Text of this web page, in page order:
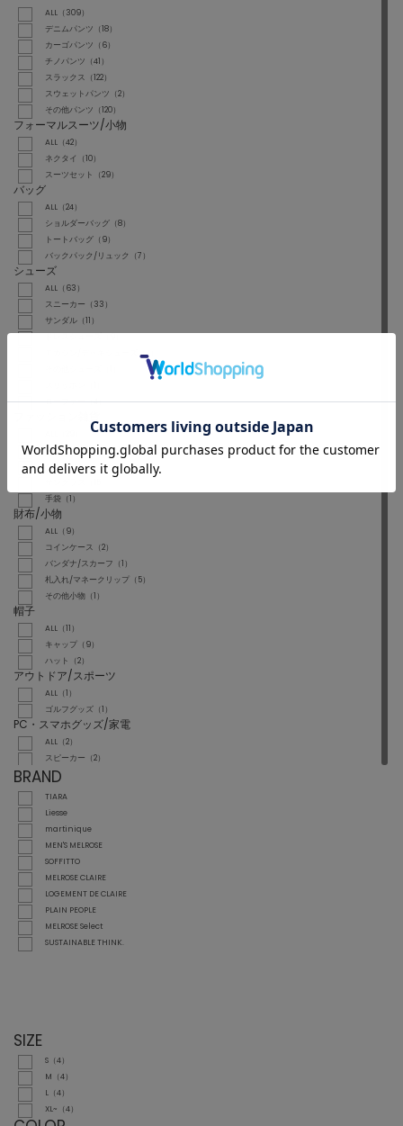
ALL（309）
デニムパンツ（18）
カーゴパンツ（6）
チノパンツ（41）
スラックス（122）
スウェットパンツ（2）
その他パンツ（120）
フォーマルスーツ/小物
ALL（42）
ネクタイ（10）
スーツセット（29）
バッグ
ALL（24）
ショルダーバッグ（8）
トートバッグ（9）
バックパック/リュック（7）
シューズ
ALL（63）
スニーカー（33）
サンダル（11）
ドレスシューズ（9）
モカシン/デッキシューズ（4）
ローファー（4）
マフラー（9）
ベルト（4）
手袋（1）
財布/小物
ALL（9）
コインケース（2）
バンダナ/スカーフ（1）
札入れ/マネークリップ（5）
その他小物（1）
帽子
ALL（11）
キャップ（9）
ハット（2）
アウトドア/スポーツ
ALL（1）
ゴルフグッズ（1）
PC・スマホグッズ/家電
ALL（2）
スピーカー（2）
BRAND
TIARA
Liesse
martinique
MEN'S MELROSE
SOFFITTO
MELROSE CLAIRE
LOGEMENT DE CLAIRE
PLAIN PEOPLE
MELROSE Select
SUSTAINABLE THINK.
SIZE
S（4）
M（4）
L（4）
XL~（4）